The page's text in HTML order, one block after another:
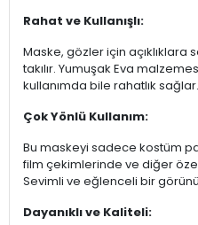
Rahat ve Kullanışlı:
Maske, gözler için açıklıklara
takılır. Yumuşak Eva
kullanımda bile rahatlık sağlar.
Çok Yönlü Kullanım:
Bu maskeyi sadece kostüm
film çekimlerinde ve diğer
Sevimli ve eğlenceli bir
Dayanıklı ve Kaliteli: